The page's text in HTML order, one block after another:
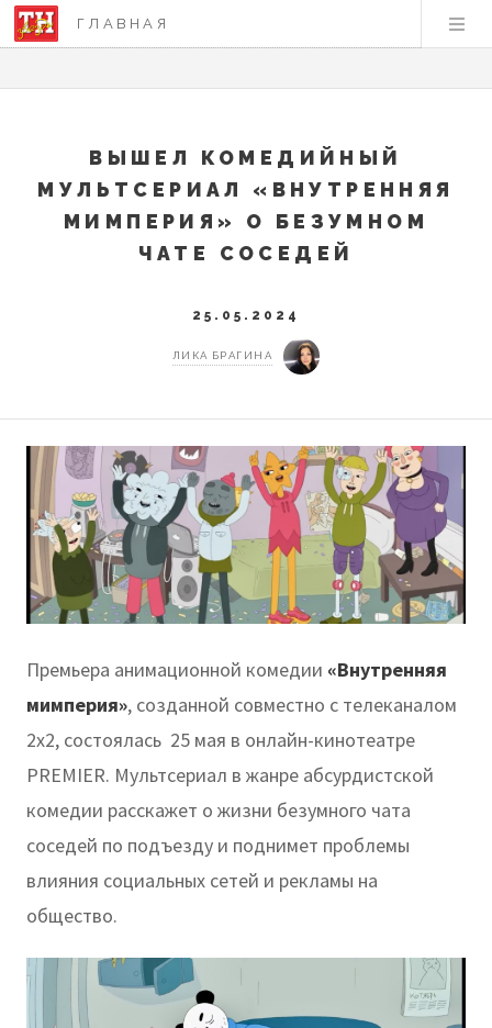
ГЛАВНАЯ
ВЫШЕЛ КОМЕДИЙНЫЙ
МУЛЬТСЕРИАЛ «ВНУТРЕННЯЯ
МИМПЕРИЯ» О БЕЗУМНОМ
ЧАТЕ СОСЕДЕЙ
25.05.2024
ЛИКА БРАГИНА
Премьера анимационной комедии «Внутренняя
мимперия», созданной совместно с телеканалом
2х2, состоялась 25 мая в онлайн-кинотеатре
PREMIER. Мультсериал в жанре абсурдистской
комедии расскажет о жизни безумного чата
соседей по подъезду и поднимет проблемы
влияния социальных сетей и рекламы на
общество.